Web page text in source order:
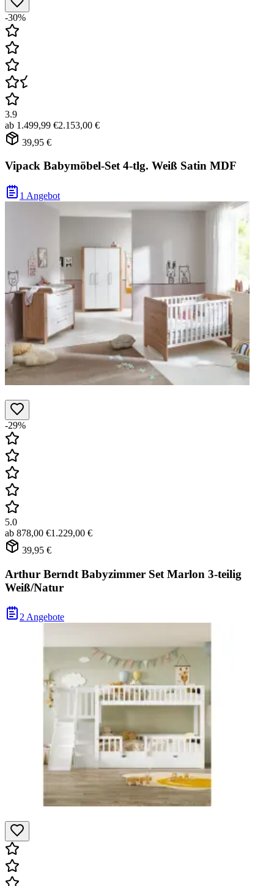
-30%
3.9
ab 1.499,99 €2.153,00 €
39,95 €
Vipack Babymöbel-Set 4-tlg. Weiß Satin MDF
1 Angebot
-29%
5.0
ab 878,00 €1.229,00 €
39,95 €
Arthur Berndt Babyzimmer Set Marlon 3-teilig
Weiß/Natur
2 Angebote